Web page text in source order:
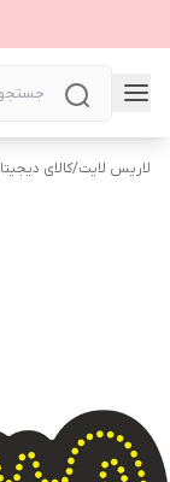
لاریس لایت/کالای